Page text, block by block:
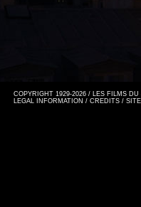
COPYRIGHT 1929-2026 / LES FILMS
LEGAL INFORMATION / CREDITS /